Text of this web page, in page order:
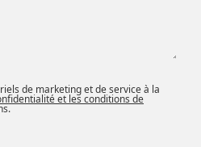
de marketing et de service à la
et les conditions de